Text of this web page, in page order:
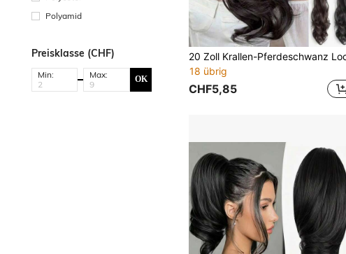
Polyamid
Preisklasse (CHF)
Min: Max: OK
18 übrig
CHF5,85